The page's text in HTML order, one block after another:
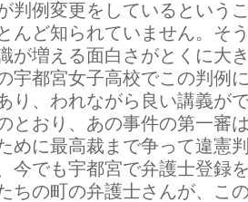
判例変更をしているという
んど知られていません。そ
が増える面白さがとくに大
宇都宮女子高校でこの判例
り、われながら良い講義が
とおり、あの事件の第一審
めに最高裁まで争って違憲
今でも宇都宮で弁護士登録
ちの町の弁護士さんが、こ